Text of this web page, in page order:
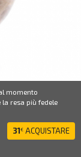
momento
resa più fedele
31€ ACQUISTARE